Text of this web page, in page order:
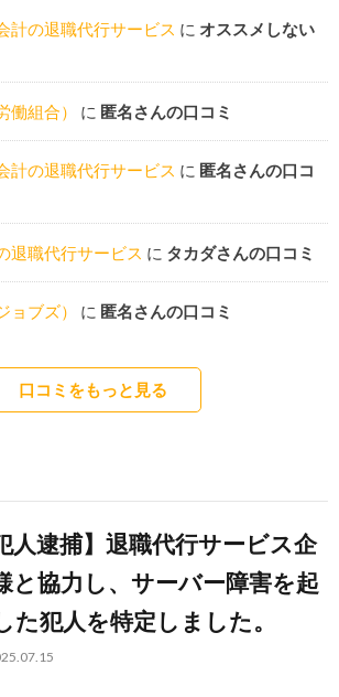
計の退職代行サービス に オススメしない
働組合） に 匿名さんの口コミ
計の退職代行サービス に 匿名さんの口コ
退職代行サービス に タカダさんの口コミ
ョブズ） に 匿名さんの口コミ
口コミをもっと見る
人逮捕】退職代行サービス企
と協力し、サーバー障害を起
た犯人を特定しました。